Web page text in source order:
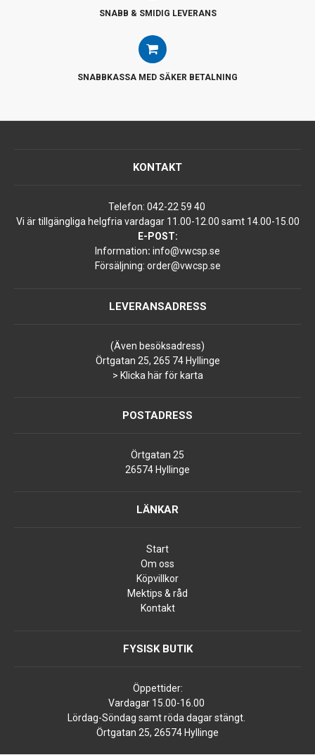
SNABB & SMIDIG LEVERANS
SNABBKASSA MED SÄKER BETALNING
KONTAKT
Telefon: 042-22 59 40
Vi är tillgängliga helgfria vardagar 11.00-12.00 samt 14.00-15.00
E-POST:
Information: info@vwcsp.se
Försäljning: order@vwcsp.se
LEVERANSADRESS
(Även besöksadress)
Örtgatan 25, 265 74 Hyllinge
> Klicka här för karta
POSTADRESS
Örtgatan 25
26574 Hyllinge
LÄNKAR
Start
Om oss
Köpvillkor
Mektips & råd
Kontakt
FYSISK BUTIK
Öppettider:
Vardagar 15.00-16.00
Lördag-Söndag samt röda dagar stängt.
Örtgatan 25, 26574 Hyllinge